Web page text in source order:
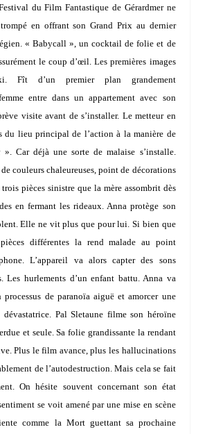
du Film Fantastique de Gérardmer ne
trompé en offrant son Grand Prix au dernier
« Babycall », un cocktail de folie et de
le coup d’œil.Les premières images
. Fît d’un premier plan grandement
entre dans un appartement avec son
visite avant de s’installer. Le metteur en
du lieu principal de l’action à la manière de
». Car déjà une sorte de malaise s’installe.
couleurs chaleureuses, point de décorations
pièces sinistre que la mère assombrit dès
en fermant les rideaux. Anna protège son
Elle ne vit plus que pour lui. Si bien que
différentes la rend malade au point
L’appareil va alors capter des sons
Les hurlements d’un enfant battu. Anna va
processus de paranoïa aiguë et amorcer une
Pal Sletaune filme son héroïne
et seule. Sa folie grandissante la rendant
Plus le film avance, plus les hallucinations
de l’autodestruction. Mais cela se fait
On hésite souvent concernant son état
se voit amené par une mise en scène
comme la Mort guettant sa prochaine